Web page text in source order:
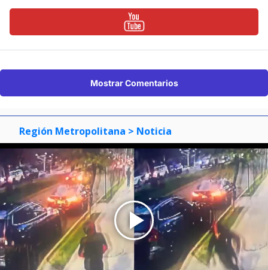
Mostrar Comentarios
Región Metropolitana > Noticia